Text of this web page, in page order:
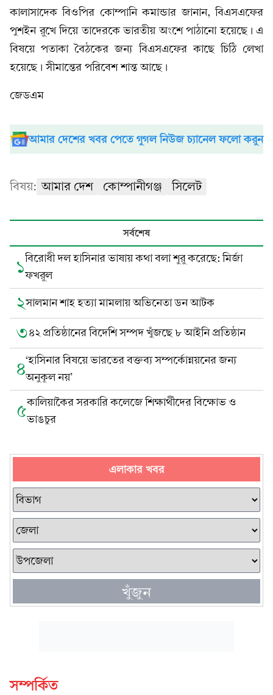
কালাসাদেক বিওপির কোম্পানি কমান্ডার জানান, বিএসএফের
পুশইন রুখে দিয়ে তাদেরকে ভারতীয় অংশে পাঠানো হয়েছে। এ
বিষয়ে পতাকা বৈঠকের জন্য বিএসএফের কাছে চিঠি লেখা
হয়েছে। সীমান্তের পরিবেশ শান্ত আছে।
জেডএম
আমার দেশের খবর পেতে গুগল নিউজ চ্যানেল ফলো করুন
বিষয়: আমার দেশ কোম্পানীগঞ্জ সিলেট
সর্বশেষ
১বিরোধী দল হাসিনার ভাষায় কথা বলা শুরু করেছে: মির্জা
ফখরুল
২সালমান শাহ হত্যা মামলায় অভিনেতা ডন আটক
৩৪২ প্রতিষ্ঠানের বিদেশি সম্পদ খুঁজছে ৮ আইনি প্রতিষ্ঠান
৪‘হাসিনার বিষয়ে ভারতের বক্তব্য সম্পর্কোন্নয়নের জন্য
অনুকূল নয়’
৫কালিয়াকৈর সরকারি কলেজে শিক্ষার্থীদের বিক্ষোভ ও
ভাঙচুর
এলাকার খবর
খুঁজুন
সম্পর্কিত